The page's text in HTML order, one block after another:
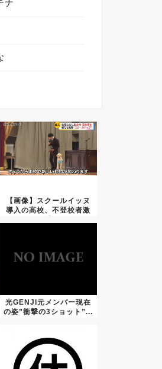
ナ
【画像】スクールイッヌ
導入の高校、不登校者激
光GENJI元メンバー現在
の姿”衝撃の3ショット”...